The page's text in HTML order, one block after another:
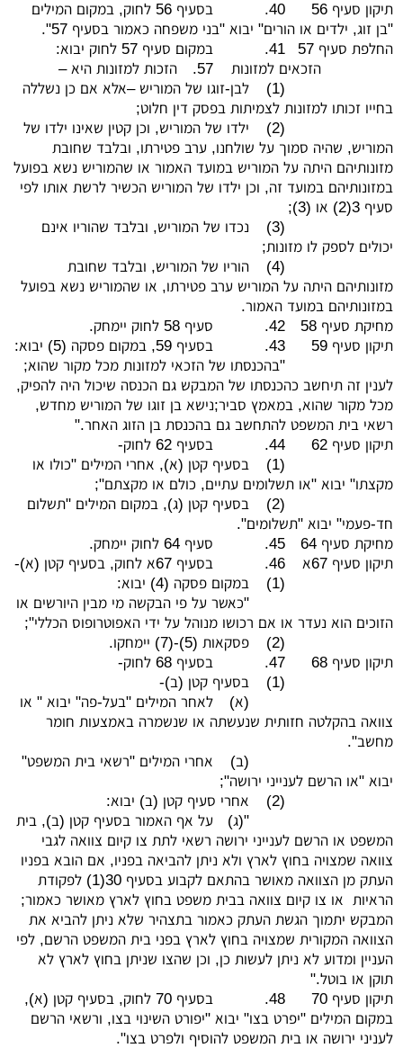
תיקון סעיף 56
40.
בסעיף 56 לחוק, במקום המילים
"בן זוג, ילדים או הורים" יבוא "בני משפחה כאמור בסעיף 57".
החלפת סעיף 57
41.
במקום סעיף 57 לחוק יבוא:
הזכאים למזונות
57.
הזכות למזונות היא –
(1)
לבן-זוגו של המוריש –אלא אם כן נשללה
בחייו זכותו למזונות לצמיתות בפסק דין חלוט;
(2)
ילדו של המוריש, וכן קטין שאינו ילדו של
המוריש, שהיה סמוך על שולחנו, ערב פטירתו, ובלבד שחובת
מזונותיהם היתה על המוריש במועד האמור או שהמוריש נשא בפועל
במזונותיהם במועד זה, וכן ילדו של המוריש הכשיר לרשת אותו לפי
סעיף 3(2) או (3);
(3)
נכדו של המוריש, ובלבד שהוריו אינם
יכולים לספק לו מזונות;
(4)
הוריו של המוריש, ובלבד שחובת
מזונותיהם היתה על המוריש ערב פטירתו, או שהמוריש נשא בפועל
במזונותיהם במועד האמור.
מחיקת סעיף 58
42.
סעיף 58 לחוק יימחק.
תיקון סעיף 59
43.
בסעיף 59, במקום פסקה (5) יבוא:
"בהכנסתו של הזכאי למזונות מכל מקור שהוא;
לענין זה תיחשב כהכנסתו של המבקש גם הכנסה שיכול היה להפיק,
מכל מקור שהוא, במאמץ סביר;נישא בן זוגו של המוריש מחדש,
רשאי בית המשפט להתחשב גם בהכנסת בן הזוג האחר."
תיקון סעיף 62
44.
בסעיף 62 לחוק-
(1)
בסעיף קטן (א), אחרי המילים "כולו או
מקצתו" יבוא "או תשלומים עתיים, כולם או מקצתם";
(2)
בסעיף קטן (ג), במקום המילים "תשלום
חד-פעמי" יבוא "תשלומים".
מחיקת סעיף 64
45.
סעיף 64 לחוק יימחק.
תיקון סעיף 67א
46.
בסעיף 67א לחוק, בסעיף קטן (א)-
(1)
במקום פסקה (4) יבוא:
"כאשר על פי הבקשה מי מבין היורשים או
הזוכים הוא נעדר או אם רכושו מנוהל על ידי האפוטרופוס הכללי";
(2)
פסקאות (5)-(7) יימחקו.
תיקון סעיף 68
47.
בסעיף 68 לחוק-
(1)
בסעיף קטן (ב)-
(א)
לאחר המילים "בעל-פה" יבוא " או
צוואה בהקלטה חזותית שנעשתה או שנשמרה באמצעות חומר
מחשב".
(ב)
אחרי המילים "רשאי בית המשפט"
יבוא "או הרשם לענייני ירושה";
(2)
אחרי סעיף קטן (ב) יבוא:
"(ג)
על אף האמור בסעיף קטן (ב), בית
המשפט או הרשם לענייני ירושה רשאי לתת צו קיום צוואה לגבי
צוואה שמצויה בחוץ לארץ ולא ניתן להביאה בפניו, אם הובא בפניו
העתק מן הצוואה מאושר בהתאם לקבוע בסעיף 30(1) לפקודת
הראיות או צו קיום צוואה בבית משפט בחוץ לארץ מאושר כאמור;
המבקש יתמוך הגשת העתק כאמור בתצהיר שלא ניתן להביא את
הצוואה המקורית שמצויה בחוץ לארץ בפני בית המשפט הרשם, לפי
העניין ומדוע לא ניתן לעשות כן, וכן שהצו שניתן בחוץ לארץ לא
תוקן או בוטל."
תיקון סעיף 70
48.
בסעיף 70 לחוק, בסעיף קטן (א),
במקום המילים "יפרט בצו" יבוא "יפורט השינוי בצו, ורשאי הרשם
לעניני ירושה או בית המשפט להוסיף ולפרט בצו".